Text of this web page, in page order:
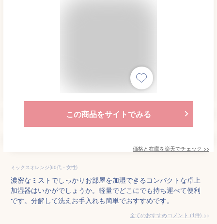
この商品をサイトでみる
価格と在庫を楽天でチェック >>
ミックスオレンジ(60代・女性)
濃密なミストでしっかりお部屋を加湿できるコンパクトな卓上
加湿器はいかがでしょうか。軽量でどこにでも持ち運べて便利
です。分解して洗えお手入れも簡単でおすすめです。
全てのおすすめコメント (1件) >